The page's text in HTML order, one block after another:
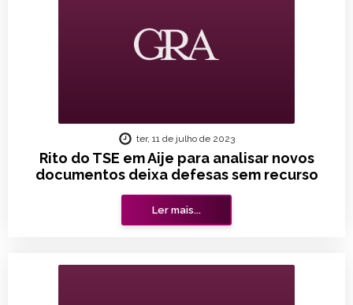
Rito do TSE em Aije para analisar novos
documentos deixa defesas sem recurso
ter, 11 de julho de 2023
Ler mais...